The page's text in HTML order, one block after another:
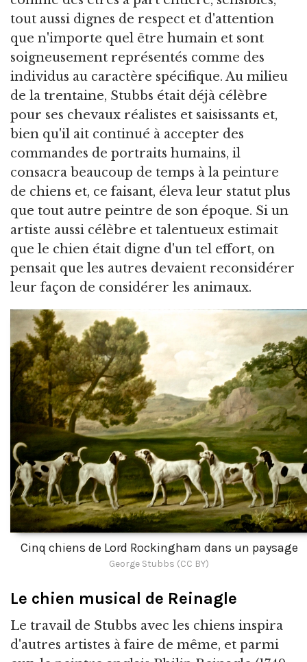
tout aussi dignes de respect et d'attention
que n'importe quel être humain et sont
soigneusement représentés comme des
individus au caractère spécifique. Au milieu
de la trentaine, Stubbs était déjà célèbre
pour ses chevaux réalistes et saisissants et,
bien qu'il ait continué à accepter des
commandes de portraits humains, il
consacra beaucoup de temps à la peinture
de chiens et, ce faisant, éleva leur statut plus
que tout autre peintre de son époque. Si un
artiste aussi célèbre et talentueux estimait
que le chien était digne d'un tel effort, on
pensait que les autres devaient reconsidérer
leur façon de considérer les animaux.
Cinq chiens de Lord Rockingham dans un paysage
George Stubbs (CC BY)
Le chien musical de Reinagle
Le travail de Stubbs avec les chiens inspira
d'autres artistes à faire de même, et parmi